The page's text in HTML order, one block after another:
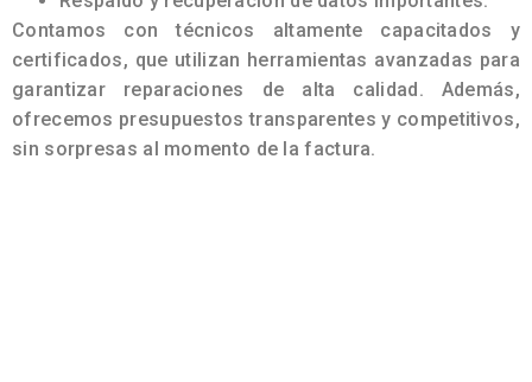
Contamos con técnicos altamente capacitados y
certificados, que utilizan herramientas avanzadas para
garantizar reparaciones de alta calidad. Además,
ofrecemos presupuestos transparentes y competitivos,
sin sorpresas al momento de la factura.